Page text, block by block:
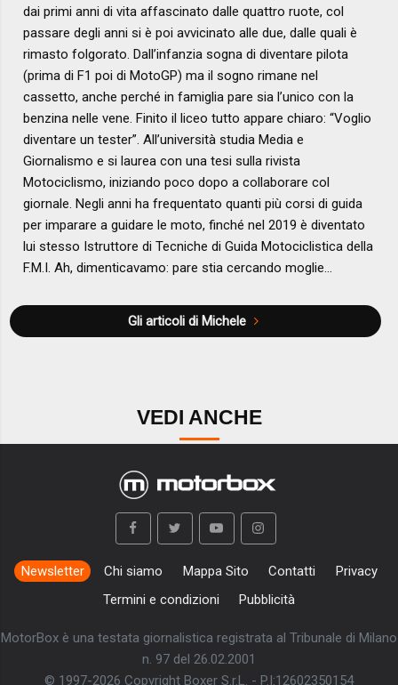
dai primi anni di vita affascinato dalle quattro ruote, col
passare degli anni si è poi avvicinato alle due, dalle quali è
rimasto folgorato. Dall’infanzia sogna di diventare pilota
(prima di F1 poi di MotoGP) ma il sogno rimane nel
cassetto, anche perché in famiglia pare sia l’unico con la
benzina nelle vene. Finito il liceo tutto appare chiaro: “Voglio
diventare un tester”. All’università studia Media e
Giornalismo e si laurea con una tesi sulla rivista
Motociclismo, iniziando poco dopo a collaborare col
giornale. Negli anni ha frequentato quanti più corsi di guida
per imparare a guidare le moto, finché nel 2019 è diventato
lui stesso Istruttore di Tecniche di Guida Motociclistica della
F.M.I. Ah, dimenticavamo: pare stia cercando moglie…
Gli articoli di Michele
VEDI ANCHE
Newsletter Chi siamo Mappa Sito Contatti
Privacy
Termini e condizioni
Pubblicità
MotorBox è una testata giornalistica registrata al Tribunale di Milano
n. 97 del 26.02.2001
© 1997-2026 Copyright Boxer S.r.L. - P.I:12602350154